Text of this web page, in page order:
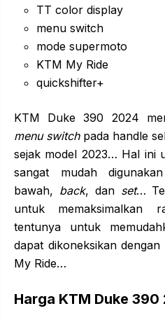
TT color display
menu switch
mode supermoto
KTM My Ride
quickshifter+
KTM Duke 390 2024
menu switchpada handle
sejak model 2023… Hal ini
sangat mudah
bawah, back, dan set…
untuk memaksimalkan
tentunya untuk
dapat dikoneksikan dengan
My Ride…
Harga KTM Duke 390